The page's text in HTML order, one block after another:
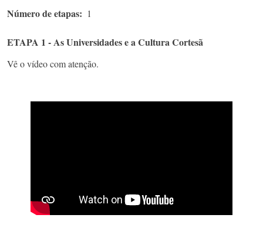
Número de etapas 1
ETAPA 1 - As Universidades e a Cultura Cortesã
Vê o vídeo com atenção.